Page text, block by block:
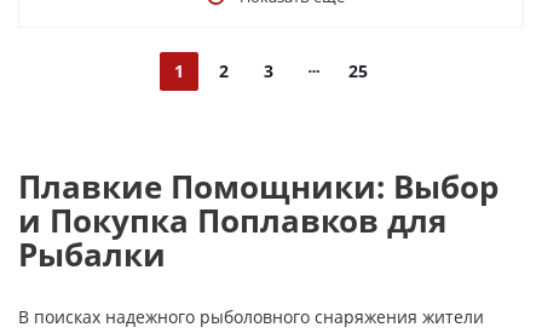
1 2 3 25
Плавкие Помощники: Выбор
и Покупка Поплавков для
Рыбалки
В поисках надежного рыболовного снаряжения жители